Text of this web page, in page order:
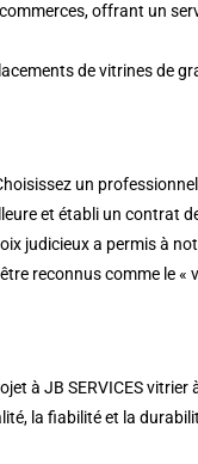
offrant un
de vitrines de
un
et établi un contrat
judicieux a permis à
reconnus comme le
à JB SERVICES
la fiabilité et la